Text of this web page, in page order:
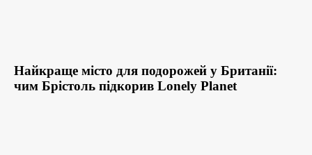
Найкраще місто для подорожей у Британії:
чим Брістоль підкорив Lonely Planet